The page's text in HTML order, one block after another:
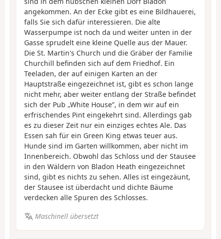
angekommen. An der Ecke gibt es eine Bildhauerei,
falls Sie sich dafür interessieren. Die alte
Wasserpumpe ist noch da und weiter unten in der
Gasse sprudelt eine kleine Quelle aus der Mauer.
Die St. Martin's Church und die Gräber der Familie
Churchill befinden sich auf dem Friedhof. Ein
Teeladen, der auf einigen Karten an der
Hauptstraße eingezeichnet ist, gibt es schon lange
nicht mehr, aber weiter entlang der Straße befindet
sich der Pub „White House”, in dem wir auf ein
erfrischendes Pint eingekehrt sind. Allerdings gab
es zu dieser Zeit nur ein einziges echtes Ale. Das
Essen sah für ein Green King etwas teuer aus.
Hunde sind im Garten willkommen, aber nicht im
Innenbereich. Obwohl das Schloss und der Stausee
in den Wäldern von Bladon Heath eingezeichnet
sind, gibt es nichts zu sehen. Alles ist eingezäunt,
der Stausee ist überdacht und dichte Bäume
verdecken alle Spuren des Schlosses.
Maschinell übersetzt